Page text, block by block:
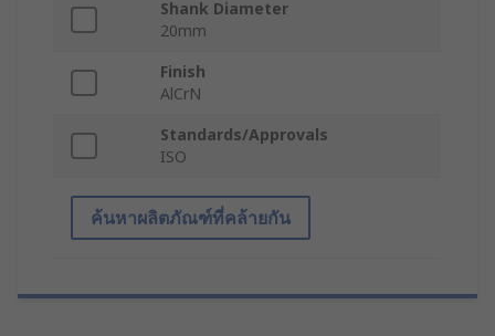
Shank Diameter
20mm
Finish
AlCrN
Standards/Approvals
ISO
ค้นหาผลิตภัณฑ์ที่คล้ายกัน